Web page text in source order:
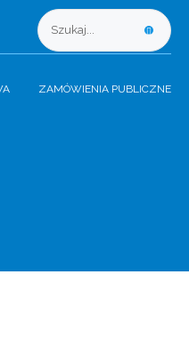
ZAMÓWIENIA PUBLICZNE